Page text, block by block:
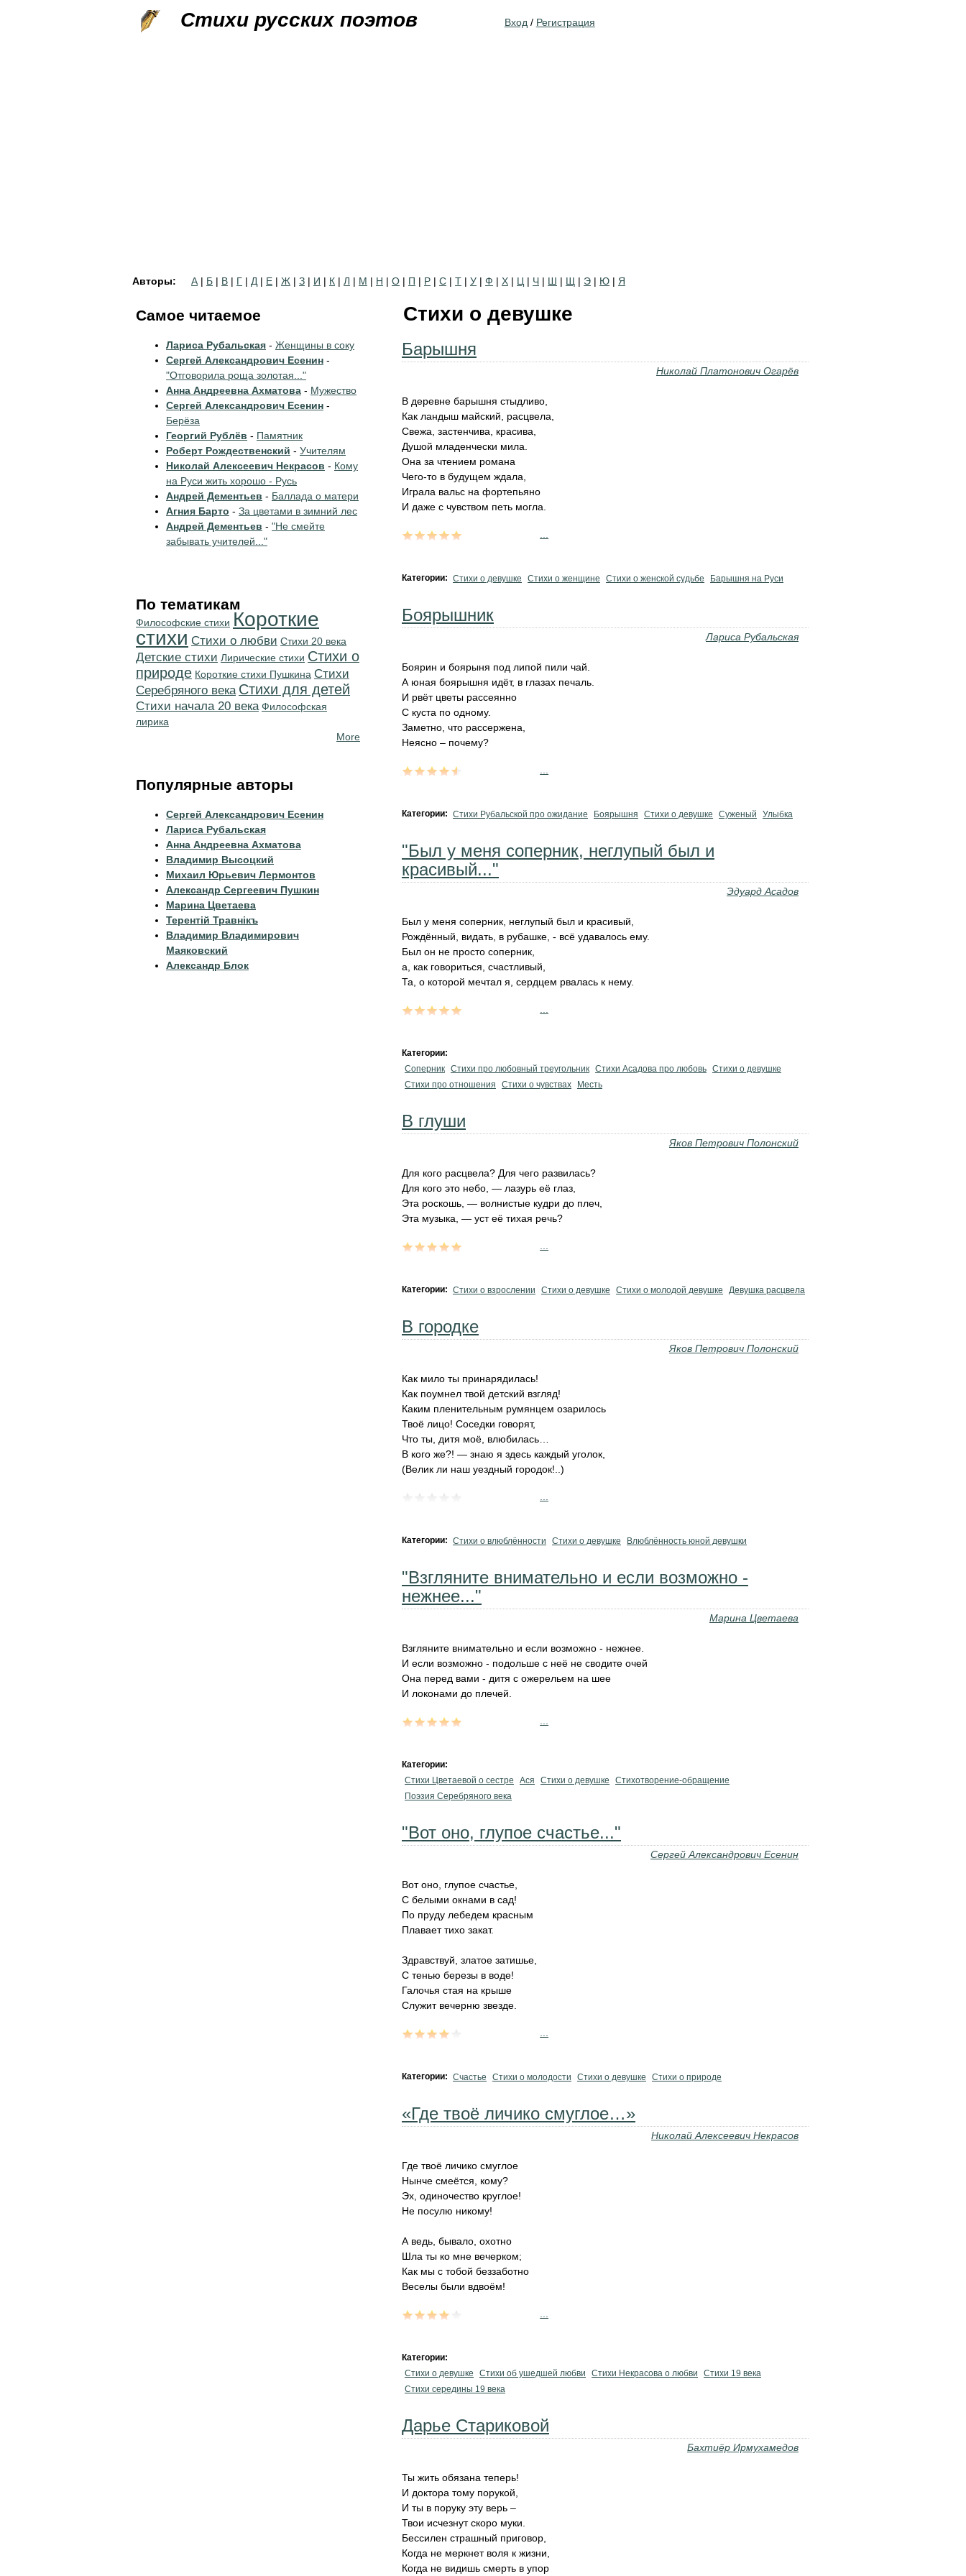
Стихи русских поэтов Вход / Регистрация
Авторы: А | Б | В | Г | Д | Е | Ж | З | И | К | Л | М | Н | О | П | Р | С | Т | У | Ф | Х | Ц | Ч | Ш | Щ | Э | Ю | Я
Стихи о девушке
Барышня
Николай Платонович Огарёв
В деревне барышня стыдливо,
Как ландыш майский, расцвела,
Свежа, застенчива, красива,
Душой младенчески мила.
Она за чтением романа
Чего-то в будущем ждала,
Играла вальс на фортепьяно
И даже с чувством петь могла.
Категории: Стихи о девушке Стихи о женщине Стихи о женской судьбе Барышня на Руси
Боярышник
Лариса Рубальская
Боярин и боярыня под липой пили чай.
А юная боярышня идёт, в глазах печаль.
И рвёт цветы рассеянно
С куста по одному.
Заметно, что рассержена,
Неясно – почему?
Категории: Стихи Рубальской про ожидание Боярышня Стихи о девушке Суженый Улыбка
"Был у меня соперник, неглупый был и
красивый..."
Эдуард Асадов
Был у меня соперник, неглупый был и красивый,
Рождённый, видать, в рубашке, - всё удавалось ему.
Был он не просто соперник,
а, как говориться, счастливый,
Та, о которой мечтал я, сердцем рвалась к нему.
Категории:
Соперник Стихи про любовный треугольник Стихи Асадова про любовь Стихи о девушке
Стихи про отношения
Стихи о чувствах Месть
В глуши
Яков Петрович Полонский
Для кого расцвела? Для чего развилась?
Для кого это небо, — лазурь её глаз,
Эта роскошь, — волнистые кудри до плеч,
Эта музыка, — уст её тихая речь?
Категории: Стихи о взрослении Стихи о девушке Стихи о молодой девушке Девушка расцвела
В городке
Яков Петрович Полонский
Как мило ты принарядилась!
Как поумнел твой детский взгляд!
Каким пленительным румянцем озарилось
‎Твоё лицо! Соседки говорят,
‎Что ты, дитя моё, влюбилась…
В кого же?! — знаю я здесь каждый уголок,
(Велик ли наш уездный городок!..)
Категории: Стихи о влюблённости Стихи о девушке Влюблённость юной девушки
"Взгляните внимательно и если возможно -
нежнее..."
Марина Цветаева
Взгляните внимательно и если возможно - нежнее.
И если возможно - подольше с неё не сводите очей
Она перед вами - дитя с ожерельем на шее
И локонами до плечей.
Категории:
Стихи Цветаевой о сестре
Ася Стихи о девушке
Стихотворение-обращение
Поэзия Серебряного века
"Вот оно, глупое счастье..."
Сергей Александрович Есенин
Вот оно, глупое счастье,
С белыми окнами в сад!
По пруду лебедем красным
Плавает тихо закат.
Здравствуй, златое затишье,
С тенью березы в воде!
Галочья стая на крыше
Служит вечерню звезде.
Категории: Счастье Стихи о молодости Стихи о девушке Стихи о природе
«Где твоё личико смуглое…»
Николай Алексеевич Некрасов
Где твоё личико смуглое
Нынче смеётся, кому?
Эх, одиночество круглое!
Не посулю никому!
А ведь, бывало, охотно
Шла ты ко мне вечерком;
Как мы с тобой беззаботно
Веселы были вдвоём!
Категории:
Стихи о девушке
Стихи об ушедшей любви Стихи Некрасова о любви
Стихи 19 века
Стихи середины 19 века
Дарье Стариковой
Бахтиёр Ирмухамедов
Ты жить обязана теперь!
И доктора тому порукой,
И ты в поруку эту верь –
Твои исчезнут скоро муки.
Бессилен страшный приговор,
Когда не меркнет воля к жизни,
Когда не видишь смерть в упор
Самое читаемое
Лариса Рубальская - Женщины в соку
Сергей Александрович Есенин -
"Отговорила роща золотая..."
Анна Андреевна Ахматова - Мужество
Сергей Александрович Есенин -
Берёза
Георгий Рублёв - Памятник
Роберт Рождественский - Учителям
Николай Алексеевич Некрасов - Кому
на Руси жить хорошо - Русь
Андрей Дементьев - Баллада о матери
Агния Барто - За цветами в зимний лес
Андрей Дементьев - "Не смейте
забывать учителей..."
По тематикам
Философские стихи Короткие
стихи Стихи о любви Стихи 20 века
Детские стихи Лирические стихи Стихи о
природе Короткие стихи Пушкина Cтихи
Серебряного века Стихи для детей
Cтихи начала 20 века Философская
лирика
More
Популярные авторы
Сергей Александрович Есенин
Лариса Рубальская
Анна Андреевна Ахматова
Владимир Высоцкий
Михаил Юрьевич Лермонтов
Александр Сергеевич Пушкин
Марина Цветаева
Терентiй Травнiкъ
Владимир Владимирович
Маяковский
Александр Блок